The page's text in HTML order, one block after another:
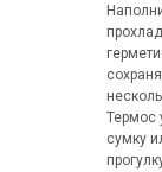
Термос
сумку